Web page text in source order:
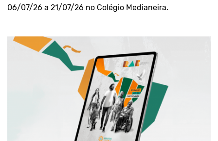
06/07/26 a 21/07/26 no Colégio Medianeira.